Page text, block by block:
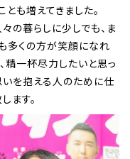
も増えてきました。
の暮らしに少しでも、ま
多くの方が笑顔になれ
精一杯尽力したいと思っ
いを抱える人のために仕
ます。